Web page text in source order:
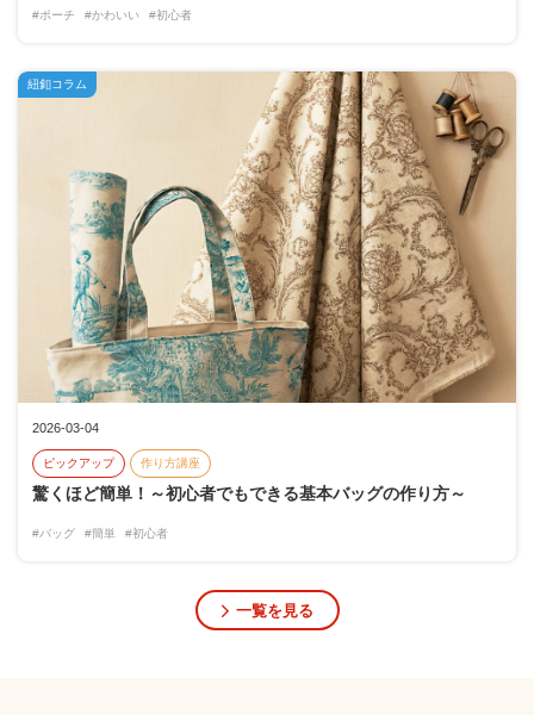
#ポーチ #かわいい #初心者
2026-03-04
ピックアップ 作り方講座
驚くほど簡単！～初心者でもできる基本バッグの作り方～
#バッグ #簡単 #初心者
紐釦コラム
一覧を見る